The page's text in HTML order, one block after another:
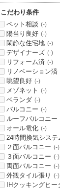
こだわり条件
ペット相談 (-)
陽当り良好 (-)
閑静な住宅地 (-)
デザイナーズ (-)
リフォーム済 (-)
リノベーション済
眺望良好 (-)
メゾネット (-)
ベランダ (-)
バルコニー (-)
ルーフバルコニー
オール電化 (-)
24時間換気システ
２面バルコニー (-)
３面バルコニー (-)
両面バルコニー (-)
外観タイル張り (-)
IHクッキングヒー